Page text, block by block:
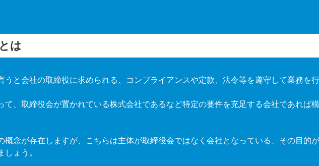
は
と会社の取締役に求められる、コンプライアンスや定款、法令等を遵守して業務を
、取締役会が置かれている株式会社であるなど特定の要件を充足する会社であれば
念が存在しますが、こちらは主体が取締役会ではなく会社となっている、その目的
ょう。